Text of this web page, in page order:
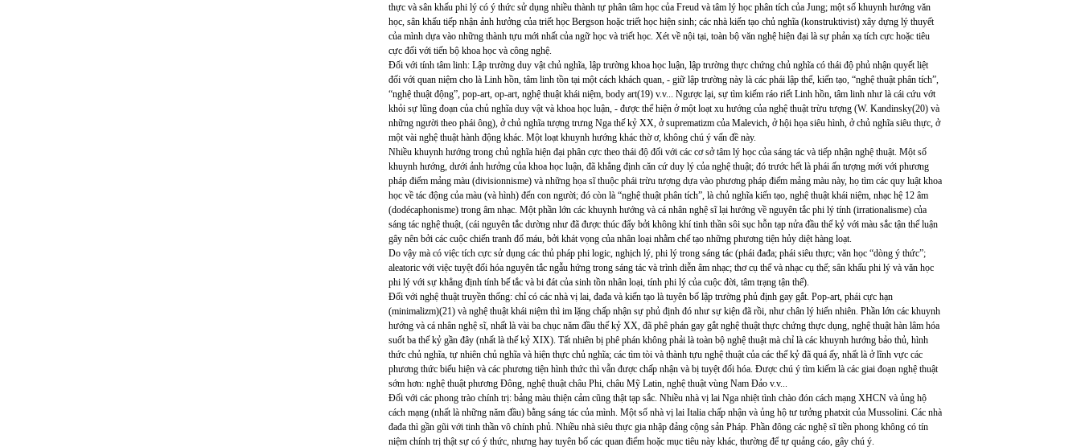
thực và sân khấu phi lý có ý thức sử dụng nhiều thành tự phân tâm học của Freud và tâm lý học phân tích của Jung; một số khuynh hướng văn
học, sân khấu tiếp nhận ảnh hưởng của triết học Bergson hoặc triết học hiện sinh; các nhà kiến tạo chủ nghĩa (konstruktivist) xây dựng lý thuyết
của mình dựa vào những thành tựu mới nhất của ngữ học và triết học. Xét về nội tại, toàn bộ văn nghệ hiện đại là sự phản xạ tích cực hoặc tiêu
cực đối với tiến bộ khoa học và công nghệ.
Đối với tính tâm linh: Lập trường duy vật chủ nghĩa, lập trường khoa học luận, lập trường thực chứng chủ nghĩa có thái độ phủ nhận quyết liệt
đối với quan niệm cho là Linh hồn, tâm linh tồn tại một cách khách quan, - giữ lập trường này là các phái lập thể, kiến tạo, “nghệ thuật phân tích”,
“nghệ thuật động”, pop-art, op-art, nghệ thuật khái niệm, body art(19) v.v... Ngược lại, sự tìm kiếm ráo riết Linh hồn, tâm linh như là cái cứu vớt
khỏi sự lũng đoạn của chủ nghĩa duy vật và khoa học luận, - được thể hiện ở một loạt xu hướng của nghệ thuật trừu tượng (W. Kandinsky(20) và
những người theo phái ông), ở chủ nghĩa tượng trưng Nga thế kỷ XX, ở suprematizm của Malevich, ở hội họa siêu hình, ở chủ nghĩa siêu thực, ở
một vài nghệ thuật hành động khác. Một loạt khuynh hướng khác thờ ơ, không chú ý vấn đề này.
Nhiều khuynh hướng trong chủ nghĩa hiện đại phân cực theo thái độ đối với các cơ sở tâm lý học của sáng tác và tiếp nhận nghệ thuật. Một số
khuynh hướng, dưới ảnh hưởng của khoa học luận, đã khẳng định căn cứ duy lý của nghệ thuật; đó trước hết là phái ấn tượng mới với phương
pháp điểm mảng màu (divisionnisme) và những họa sĩ thuộc phái trừu tượng dựa vào phương pháp điểm mảng màu này, họ tìm các quy luật khoa
học về tác động của màu (và hình) đến con người; đó còn là “nghệ thuật phân tích”, là chủ nghĩa kiến tạo, nghệ thuật khái niệm, nhạc hệ 12 âm
(dodécaphonisme) trong âm nhạc. Một phần lớn các khuynh hướng và cá nhân nghệ sĩ lại hướng về nguyên tắc phi lý tính (irrationalisme) của
sáng tác nghệ thuật, (cái nguyên tắc dường như đã được thúc đẩy bởi không khí tinh thần sôi sục hỗn tạp nửa đầu thế kỷ với màu sắc tận thế luận
gây nên bởi các cuộc chiến tranh đổ máu, bởi khát vọng của nhân loại nhằm chế tạo những phương tiện hủy diệt hàng loạt.
Do vậy mà có việc tích cực sử dụng các thủ pháp phi logic, nghịch lý, phi lý trong sáng tác (phái đađa; phái siêu thực; văn học “dòng ý thức”;
aleatoric với việc tuyệt đối hóa nguyên tắc ngẫu hứng trong sáng tác và trình diễn âm nhạc; thơ cụ thể và nhạc cụ thể; sân khấu phi lý và văn học
phi lý với sự khẳng định tính bế tắc và bi đát của sinh tồn nhân loại, tính phi lý của cuộc đời, tâm trạng tận thế).
Đối với nghệ thuật truyền thống: chỉ có các nhà vị lai, đađa và kiến tạo là tuyên bố lập trường phủ định gay gắt. Pop-art, phái cực hạn
(minimalizm)(21) và nghệ thuật khái niệm thì im lặng chấp nhận sự phủ định đó như sự kiện đã rồi, như chân lý hiển nhiên. Phần lớn các khuynh
hướng và cá nhân nghệ sĩ, nhất là vài ba chục năm đầu thế kỷ XX, đã phê phán gay gắt nghệ thuật thực chứng thực dụng, nghệ thuật hàn lâm hóa
suốt ba thế kỷ gần đây (nhất là thế kỷ XIX). Tất nhiên bị phê phán không phải là toàn bộ nghệ thuật mà chỉ là các khuynh hướng bảo thủ, hình
thức chủ nghĩa, tự nhiên chủ nghĩa và hiện thực chủ nghĩa; các tìm tòi và thành tựu nghệ thuật của các thế kỷ đã quá ấy, nhất là ở lĩnh vực các
phương thức biểu hiện và các phương tiện hình thức thì vẫn được chấp nhận và bị tuyệt đối hóa. Được chú ý tìm kiếm là các giai đoạn nghệ thuật
sớm hơn: nghệ thuật phương Đông, nghệ thuật châu Phi, châu Mỹ Latin, nghệ thuật vùng Nam Đảo v.v...
Đối với các phong trào chính trị: bảng màu thiện cảm cũng thật tạp sắc. Nhiều nhà vị lai Nga nhiệt tình chào đón cách mạng XHCN và ủng hộ
cách mạng (nhất là những năm đầu) bằng sáng tác của mình. Một số nhà vị lai Italia chấp nhận và ủng hộ tư tưởng phatxit của Mussolini. Các nhà
đađa thì gần gũi với tinh thần vô chính phủ. Nhiều nhà siêu thực gia nhập đảng cộng sản Pháp. Phần đông các nghệ sĩ tiền phong không có tín
niệm chính trị thật sự có ý thức, nhưng hay tuyên bố các quan điểm hoặc mục tiêu này khác, thường để tự quảng cáo, gây chú ý.